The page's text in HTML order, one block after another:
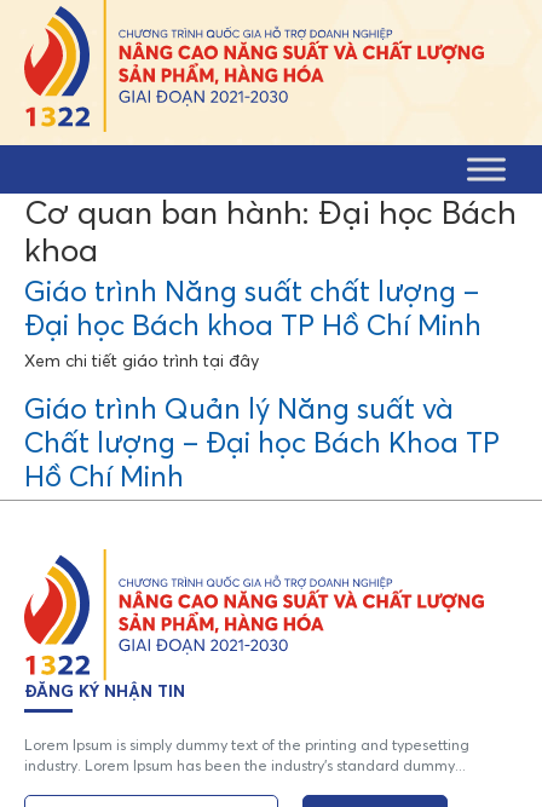
Skip to content
Cơ quan ban hành: Đại học Bách
khoa
Giáo trình Năng suất chất lượng –
Đại học Bách khoa TP Hồ Chí Minh
Xem chi tiết giáo trình tại đây
Giáo trình Quản lý Năng suất và
Chất lượng – Đại học Bách Khoa TP
Hồ Chí Minh
ĐĂNG KÝ NHẬN TIN
Lorem Ipsum is simply dummy text of the printing and typesetting
industry. Lorem Ipsum has been the industry's standard dummy...